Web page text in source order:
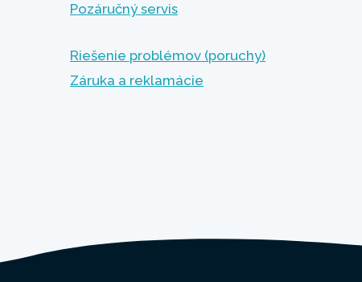
Pozáručný servis
Riešenie problémov (poruchy)
Záruka a reklamácie